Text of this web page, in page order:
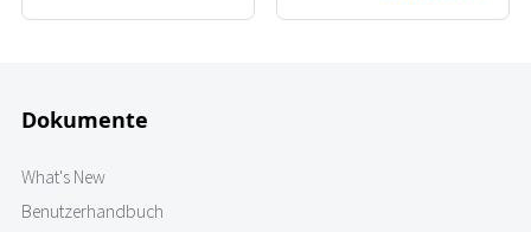
Dokumente
What's New
Benutzerhandbuch